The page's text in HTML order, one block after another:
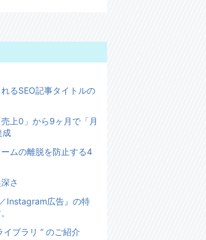
れるSEO記事タイトルの
上0」から9ヶ月で「月
成
ムの離脱を防止する4
さ
Instagram広告』の特
ブラリ ” のご紹介